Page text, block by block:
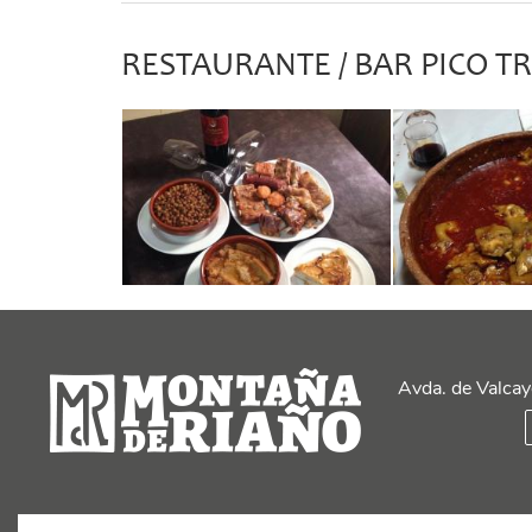
RESTAURANTE / BAR PICO
Avda. de